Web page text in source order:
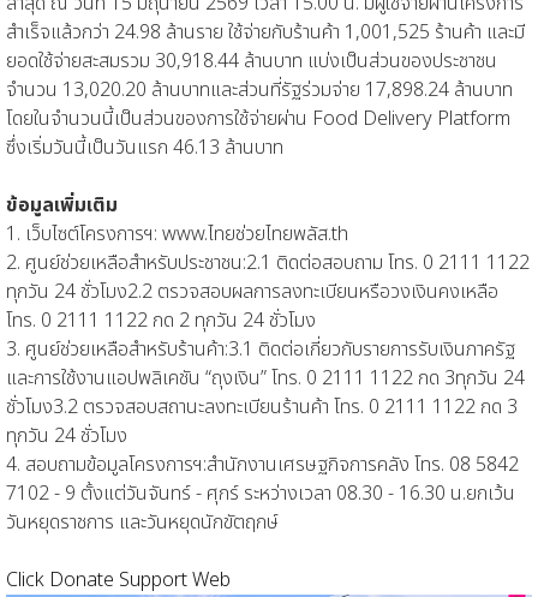
สำเร็จแล้วกว่า 24.98 ล้านราย ใช้จ่ายกับร้านค้า 1,001,525 ร้านค้า และมี
ยอดใช้จ่ายสะสมรวม 30,918.44 ล้านบาท แบ่งเป็นส่วนของประชาชน
จำนวน 13,020.20 ล้านบาทและส่วนที่รัฐร่วมจ่าย 17,898.24 ล้านบาท
โดยในจำนวนนี้เป็นส่วนของการใช้จ่ายผ่าน Food Delivery Platform
ซึ่งเริ่มวันนี้เป็นวันแรก 46.13 ล้านบาท
ข้อมูลเพิ่มเติม
1. เว็บไซต์โครงการฯ: www.ไทยช่วยไทยพลัส.th
2. ศูนย์ช่วยเหลือสำหรับประชาชน:2.1 ติดต่อสอบถาม โทร. 0 2111 1122
ทุกวัน 24 ชั่วโมง2.2 ตรวจสอบผลการลงทะเบียนหรือวงเงินคงเหลือ
โทร. 0 2111 1122 กด 2 ทุกวัน 24 ชั่วโมง
3. ศูนย์ช่วยเหลือสำหรับร้านค้า:3.1 ติดต่อเกี่ยวกับรายการรับเงินภาครัฐ
และการใช้งานแอปพลิเคชัน “ถุงเงิน” โทร. 0 2111 1122 กด 3ทุกวัน 24
ชั่วโมง3.2 ตรวจสอบสถานะลงทะเบียนร้านค้า โทร. 0 2111 1122 กด 3
ทุกวัน 24 ชั่วโมง
4. สอบถามข้อมูลโครงการฯ:สำนักงานเศรษฐกิจการคลัง โทร. 08 5842
7102 - 9 ตั้งแต่วันจันทร์ - ศุกร์ ระหว่างเวลา 08.30 - 16.30 น.ยกเว้น
วันหยุดราชการ และวันหยุดนักขัตฤกษ์
Click Donate Support Web